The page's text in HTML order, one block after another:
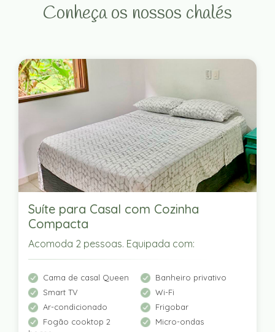
Conheça os nossos chalés
Suíte para Casal com Cozinha
Compacta
Acomoda 2 pessoas. Equipada com:
Cama de casal Queen
Banheiro privativo
Smart TV
Wi-Fi
Ar-condicionado
Frigobar
Fogão cooktop 2
Micro-ondas